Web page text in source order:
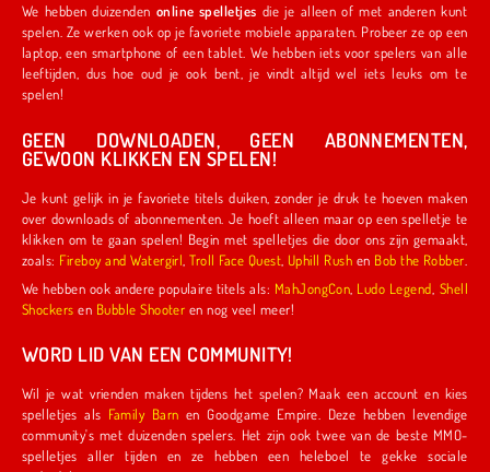
We hebben duizenden online spelletjes die je alleen of met anderen kunt
spelen. Ze werken ook op je favoriete mobiele apparaten. Probeer ze op een
laptop, een smartphone of een tablet. We hebben iets voor spelers van alle
leeftijden, dus hoe oud je ook bent, je vindt altijd wel iets leuks om te
spelen!
GEEN DOWNLOADEN, GEEN ABONNEMENTEN,
GEWOON KLIKKEN EN SPELEN!
Je kunt gelijk in je favoriete titels duiken, zonder je druk te hoeven maken
over downloads of abonnementen. Je hoeft alleen maar op een spelletje te
klikken om te gaan spelen! Begin met spelletjes die door ons zijn gemaakt,
zoals:
Fireboy and Watergirl ,Troll Face Quest Uphill Rush en Bob the Robber
We hebben ook andere populaire titels als: MahJongCon Ludo Legend Shell
Shockers en Bubble Shooter en nog veel meer!
WORD LID VAN EEN COMMUNITY!
Wil je wat vrienden maken tijdens het spelen? Maak een account en kies
spelletjes als
Family Barn en Goodgame Empire. Deze hebben levendige
community's met duizenden spelers. Het zijn ook twee van de beste MMO-
spelletjes aller tijden en ze hebben een heleboel te gekke sociale